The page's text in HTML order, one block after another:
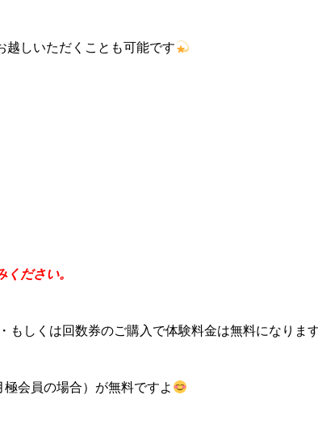
越しいただくことも可能です
ださい。
しくは回数券のご購入で体験料金は無料になります
会員の場合）が無料ですよ